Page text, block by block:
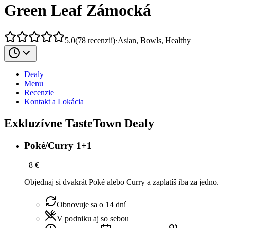
Green Leaf Zámocká
5.0(78 recenzií)·Asian, Bowls, Healthy
Dealy
Menu
Recenzie
Kontakt a Lokácia
Exkluzívne TasteTown Dealy
Poké/Curry 1+1
−8 €
Objednaj si dvakrát Poké alebo Curry a zaplatíš iba za jedno.
Obnovuje sa o 14 dní
V podniku aj so sebou